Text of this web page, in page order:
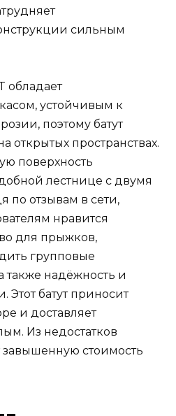
сильным
обладает
устойчивым к
поэтому батут
открытых пространствах.
поверхность
лестнице с двумя
по отзывам в сети,
нравится
для прыжков,
групповые
также надёжность и
Этот батут приносит
и доставляет
Из недостатков
стоимость